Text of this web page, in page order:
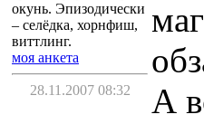
окунь. Эпизодически
– селёдка, хорнфиш,
виттлинг.
моя анкета
28.11.2007 08:32
А